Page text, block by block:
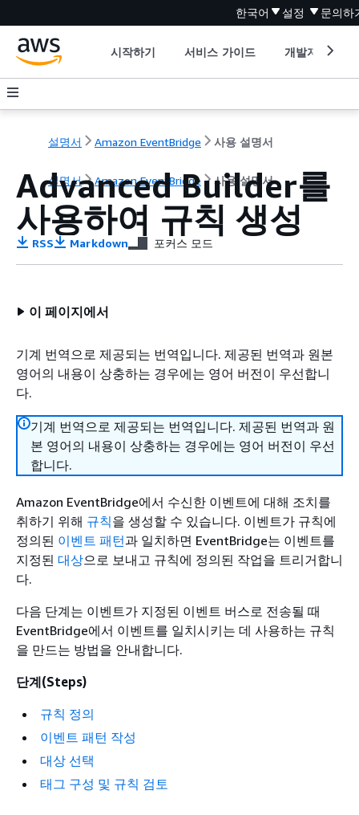
한국어 설정 문의하
시작하기 서비스 가이드 개발자 도구
설명서 Amazon EventBridge 사용 설명서
설명서 Amazon EventBridge 사용 설명서
Advanced Builder를
사용하여 규칙 생성
RSS Markdown 포커스 모드
이 페이지에서
기계 번역으로 제공되는 번역입니다. 제공된 번역과 원본
영어의 내용이 상충하는 경우에는 영어 버전이 우선합니
다.
기계 번역으로 제공되는 번역입니다. 제공된 번역과 원
본 영어의 내용이 상충하는 경우에는 영어 버전이 우선
합니다.
Amazon EventBridge에서 수신한 이벤트에 대해 조치를
취하기 위해 규칙을 생성할 수 있습니다. 이벤트가 규칙에
정의된 이벤트 패턴과 일치하면 EventBridge는 이벤트를
지정된 대상으로 보내고 규칙에 정의된 작업을 트리거합니
다.
다음 단계는 이벤트가 지정된 이벤트 버스로 전송될 때
EventBridge에서 이벤트를 일치시키는 데 사용하는 규칙
을 만드는 방법을 안내합니다.
단계(Steps)
규칙 정의
이벤트 패턴 작성
대상 선택
태그 구성 및 규칙 검토